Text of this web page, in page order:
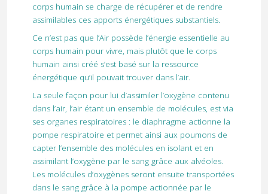
corps humain se charge de récupérer et de rendre
assimilables ces apports énergétiques substantiels.
Ce n’est pas que l’Air possède l’énergie essentielle au
corps humain pour vivre, mais plutôt que le corps
humain ainsi créé s’est basé sur la ressource
énergétique qu’il pouvait trouver dans l’air.
La seule façon pour lui d’assimiler l’oxygène contenu
dans l’air, l’air étant un ensemble de molécules, est via
ses organes respiratoires : le diaphragme actionne la
pompe respiratoire et permet ainsi aux poumons de
capter l’ensemble des molécules en isolant et en
assimilant l’oxygène par le sang grâce aux alvéoles.
Les molécules d’oxygènes seront ensuite transportées
dans le sang grâce à la pompe actionnée par le